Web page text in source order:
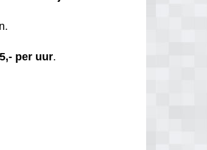
per uur.